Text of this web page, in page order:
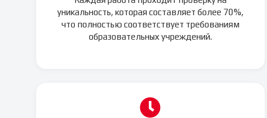
Каждая работа проходит проверку на
уникальность, которая составляет более 70%,
что полностью соответствует требованиям
образовательных учреждений.